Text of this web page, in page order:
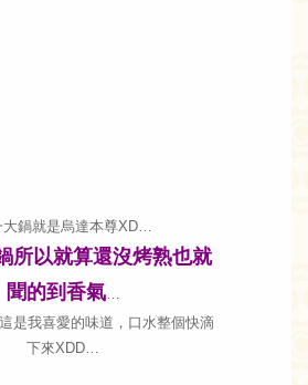
大鍋就是烏達本尊XD…
所以就算還沒烤熟也就
聞的到香氣…
是我喜愛的味道，口水整個快滴
下來XDD…